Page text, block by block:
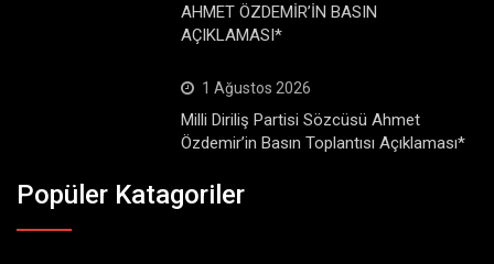
AHMET ÖZDEMİR’İN BASIN
AÇIKLAMASI*
1 Ağustos 2026
Milli Diriliş Partisi Sözcüsü Ahmet
Özdemir’in Basın Toplantısı Açıklaması*
Popüler Katagoriler